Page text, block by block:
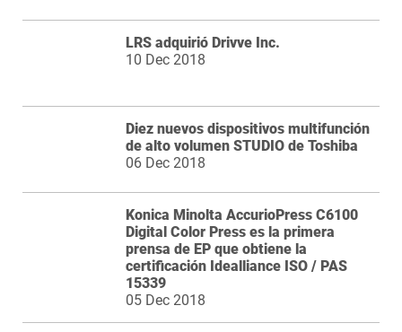
LRS adquirió Drivve Inc.
10 Dec 2018
Diez nuevos dispositivos multifunción
de alto volumen STUDIO de Toshiba
06 Dec 2018
Konica Minolta AccurioPress C6100
Digital Color Press es la primera
prensa de EP que obtiene la
certificación Idealliance ISO / PAS
15339
05 Dec 2018